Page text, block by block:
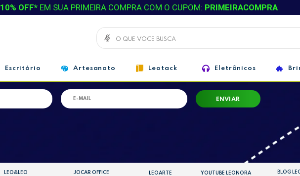
10% OFF*EM SUA PRIMEIRA COMPRA COM O CUPOM: PRIMEIRACOMPRA
Escritório Artesanato Leotack Eletrônicos
LANÇAMENTOS E PROMOÇÕES!
ENVIAR
LEO&LEO JOCAR OFFICE LEOARTE YOUTUBE LEONORA BLOG